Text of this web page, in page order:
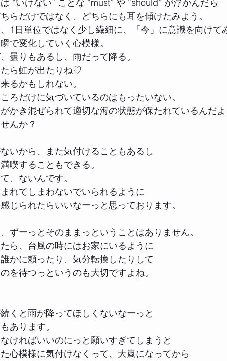
“いけない” ことな “must” や “should” が浮かんだら
らだけではなく、どちらにも耳を傾けたみよう。
1日単位ではなく少し繊細に、「今」に意識を向けて
で変化していく心模様。
曇りもあるし、雨だって降る。
ら虹が出たりね♡
るかもしれない。
ろだけに気づいているのはもったいない。
かき混ぜられて適切な海の状態が保たれているんだ
んか？
いから、また気付けることもあるし
喫することもできる。
、ないんです。
れてしまわないでいられるように
じられたらいいなーっと思っております。
ずーっとそのままっということはありません。
ら、台風の時にはお家にいるように
かに頼ったり、気分転換したりして
を待つっというのも大切ですよね。
くと雨が降ってほしくないなーっと
あります。
ければいいのにっと願いすぎてしまうと
心模様に気付けなくって、大嵐になってから